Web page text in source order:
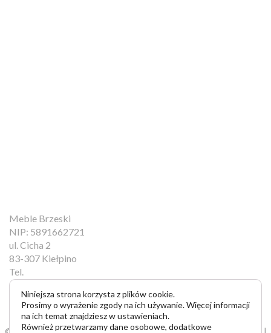
Meble Brzeski
NIP: 5891662721
ul. Cicha 2
83-307 Kiełpino
Tel.
+48 793 700 745
e-mail:
kontakt@meblebrzeski.pl
©2018Kuchnie na wymiar Gdańsk|Meble na wymiar Gdańsk |
Niniejsza strona korzysta z plików cookie.
Prosimy o wyrażenie zgody na ich używanie. Więcej informacji
na ich temat znajdziesz w ustawieniach.
Również przetwarzamy dane osobowe, dodatkowe